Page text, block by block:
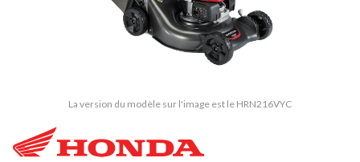
La version du modèle sur l'image est le HRN216VYC